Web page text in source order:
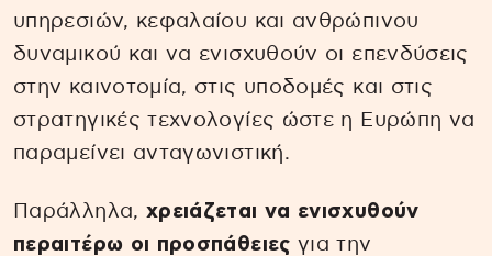
υπηρεσιών, κεφαλαίου και ανθρώπινου
δυναμικού και να ενισχυθούν οι επενδύσεις
στην καινοτομία, στις υποδομές και στις
στρατηγικές τεχνολογίες ώστε η Ευρώπη να
παραμείνει ανταγωνιστική.
Παράλληλα, χρειάζεται να ενισχυθούν
περαιτέρω οι προσπάθειες για την